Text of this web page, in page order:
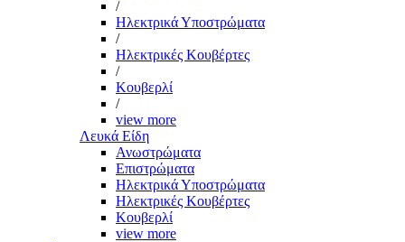
/
Ηλεκτρικά Υποστρώματα
/
Ηλεκτρικές Κουβέρτες
/
Κουβερλί
/
view more
Λευκά Είδη
Ανωστρώματα
Επιστρώματα
Ηλεκτρικά Υποστρώματα
Ηλεκτρικές Κουβέρτες
Κουβερλί
view more